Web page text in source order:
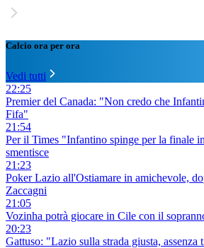
Calcio ora per ora
Vedi tutti
22:25
Premier del Canada: "Non credo che
Fifa"
21:54
Per il Times "Infantino spinge per la finale
smentisce
21:23
Poker Lazio all'Ostiamare in amichevole,
Zaccagni
21:05
Vozinha potrà giocare in Cile con il
20:23
Gattuso: "Lazio sulla strada giusta,